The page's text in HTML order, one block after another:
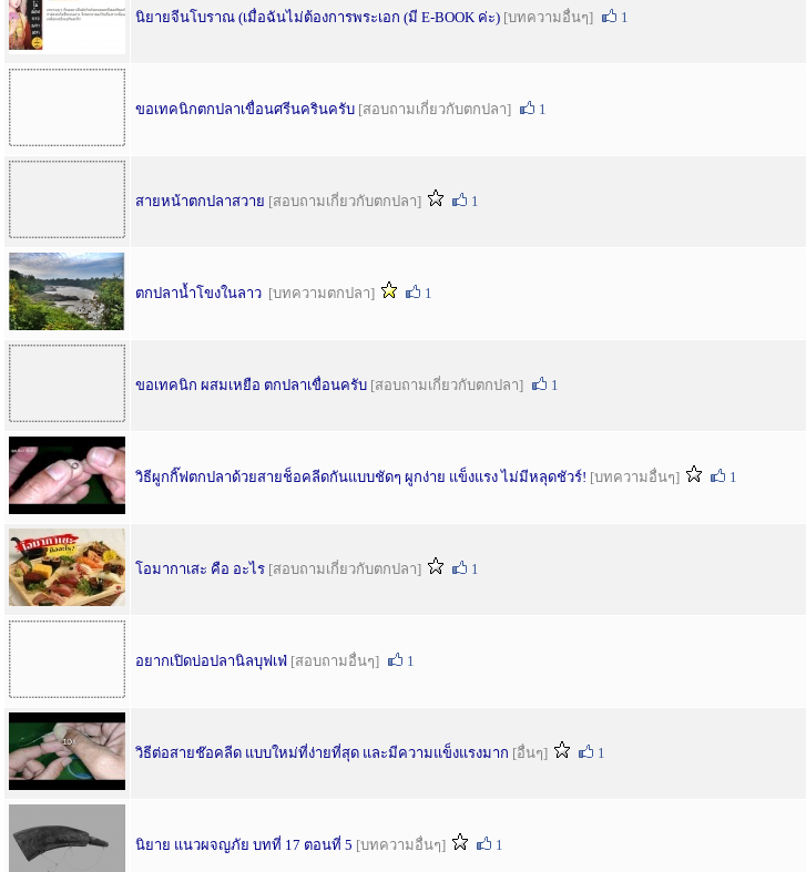
นิยายจีนโบราณ (เมื่อฉันไม่ต้องการพระเอก (มี E-BOOK ค่ะ) [บทความอื่นๆ] 1
ขอเทคนิกตกปลาเขื่อนศรีนครินครับ [สอบถามเกี่ยวกับตกปลา] 1
สายหน้าตกปลาสวาย [สอบถามเกี่ยวกับตกปลา] 1
ตกปลาน้ำโขงในลาว [บทความตกปลา] 1
ขอเทคนิก ผสมเหยือ ตกปลาเขื่อนครับ [สอบถามเกี่ยวกับตกปลา] 1
วิธีผูกกิ๊ฟตกปลาด้วยสายช็อคลีดกันแบบชัดๆ ผูกง่าย แข็งแรง ไม่มีหลุดชัวร์! [บทความอื่นๆ] 1
โอมากาเสะ คือ อะไร [สอบถามเกี่ยวกับตกปลา] 1
อยากเปิดบ่อปลานิลบุฟเฟ่ [สอบถามอื่นๆ] 1
วิธีต่อสายช๊อคลีด แบบใหม่ที่ง่ายที่สุด และมีความแข็งแรงมาก [อื่นๆ] 1
นิยาย แนวผจญภัย บทที่ 17 ตอนที่ 5 [บทความอื่นๆ] 1